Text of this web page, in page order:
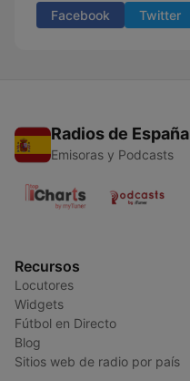
Facebook Twitter
Radios de España
Emisoras y Podcasts
Recursos
Locutores
Widgets
Fútbol en Directo
Blog
Sitios web de radio por país